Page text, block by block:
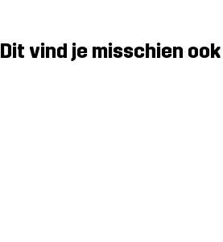
Dit vind je misschien